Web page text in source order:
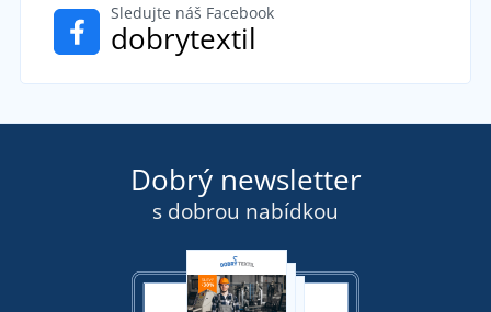
Sledujte náš Facebook
dobrytextil
Dobrý newsletter
s dobrou nabídkou